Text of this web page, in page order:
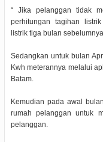
“ Jika pelanggan tidak
perhitungan tagihan
listrik tiga bulan
Sedangkan untuk bulan
Kwh meterannya melalui
Batam.
Kemudian pada awal
rumah pelanggan untuk
pelanggan.